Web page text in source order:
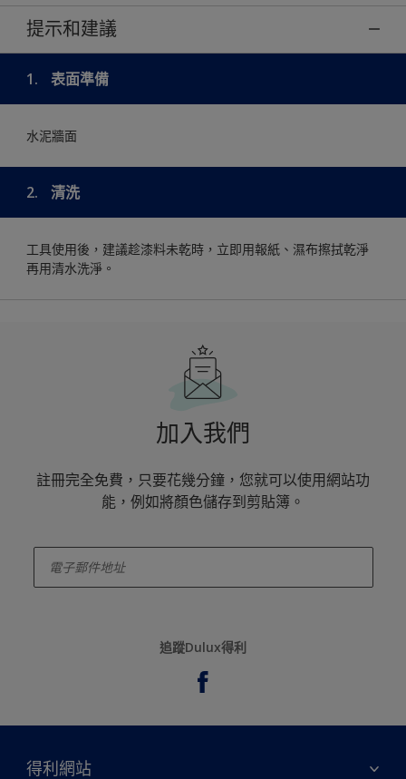
提示和建議
1. 表面準備
水泥牆面
2. 清洗
工具使用後，建議趁漆料未乾時，立即用報紙、濕布擦拭乾淨
再用清水洗淨。
加入我們
註冊完全免費，只要花幾分鐘，您就可以使用網站功
能，例如將顏色儲存到剪貼簿。
追蹤Dulux得利
得利網站